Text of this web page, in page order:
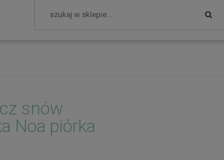
snów
Noa piórka